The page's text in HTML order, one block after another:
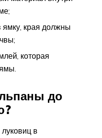
края должны
которая
до
в